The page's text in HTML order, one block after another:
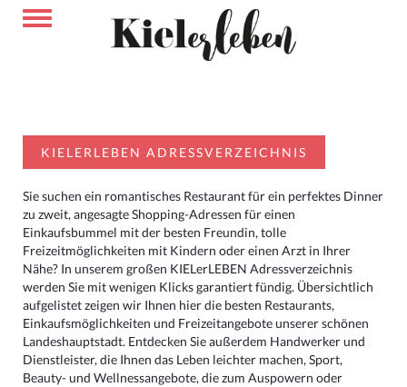
KIELERLEBEN ADRESSVERZEICHNIS
Sie suchen ein romantisches Restaurant für ein perfektes Dinner
zu zweit, angesagte Shopping-Adressen für einen
Einkaufsbummel mit der besten Freundin, tolle
Freizeitmöglichkeiten mit Kindern oder einen Arzt in Ihrer
Nähe? In unserem großen KIELerLEBEN Adressverzeichnis
werden Sie mit wenigen Klicks garantiert fündig. Übersichtlich
aufgelistet zeigen wir Ihnen hier die besten Restaurants,
Einkaufsmöglichkeiten und Freizeitangebote unserer schönen
Landeshauptstadt. Entdecken Sie außerdem Handwerker und
Dienstleister, die Ihnen das Leben leichter machen, Sport,
Beauty- und Wellnessangebote, die zum Auspowern oder